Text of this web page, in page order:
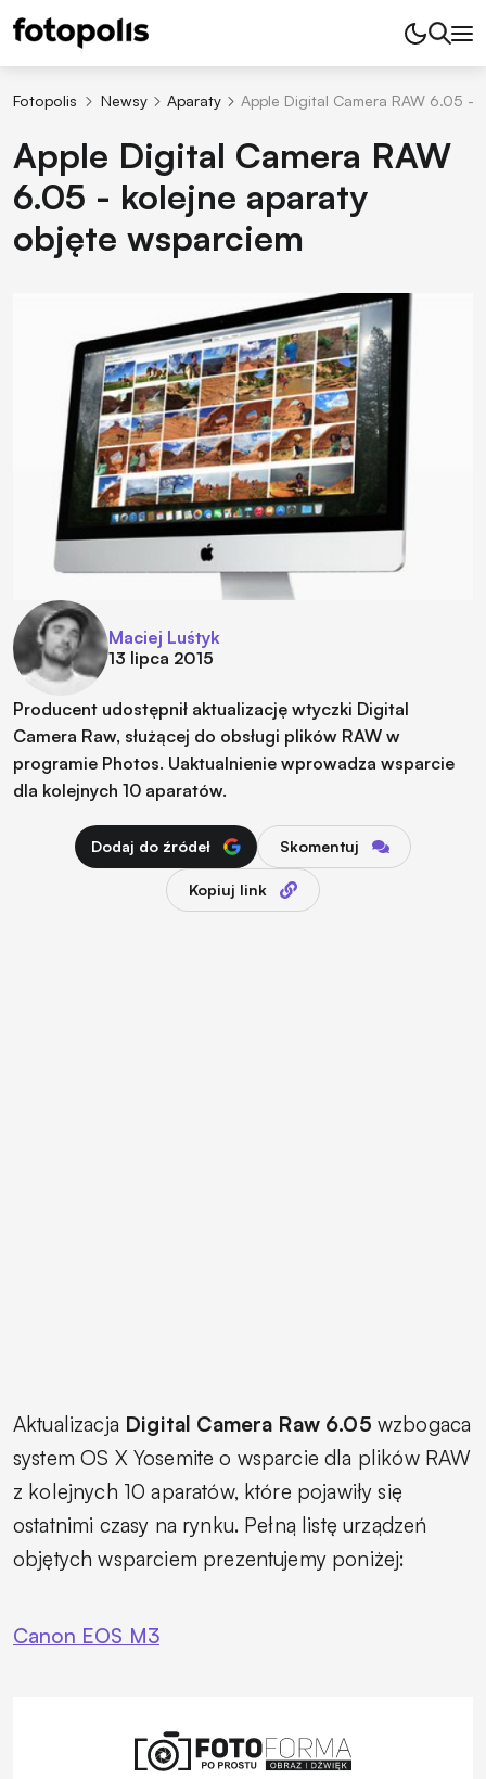
Fotopolis Newsy Aparaty Apple Digital Camera RAW 6.05 -
Apple Digital Camera RAW
6.05 - kolejne aparaty
objęte wsparciem
Maciej Luśtyk
13 lipca 2015
Producent udostępnił aktualizację wtyczki Digital
Camera Raw, służącej do obsługi plików RAW w
programie Photos. Uaktualnienie wprowadza wsparcie
dla kolejnych 10 aparatów.
Dodaj do źródeł Skomentuj
Kopiuj link
Aktualizacja Digital Camera Raw 6.05 wzbogaca
system OS X Yosemite o wsparcie dla plików RAW
z kolejnych 10 aparatów, które pojawiły się
ostatnimi czasy na rynku. Pełną listę urządzeń
objętych wsparciem prezentujemy poniżej:
Canon EOS M3